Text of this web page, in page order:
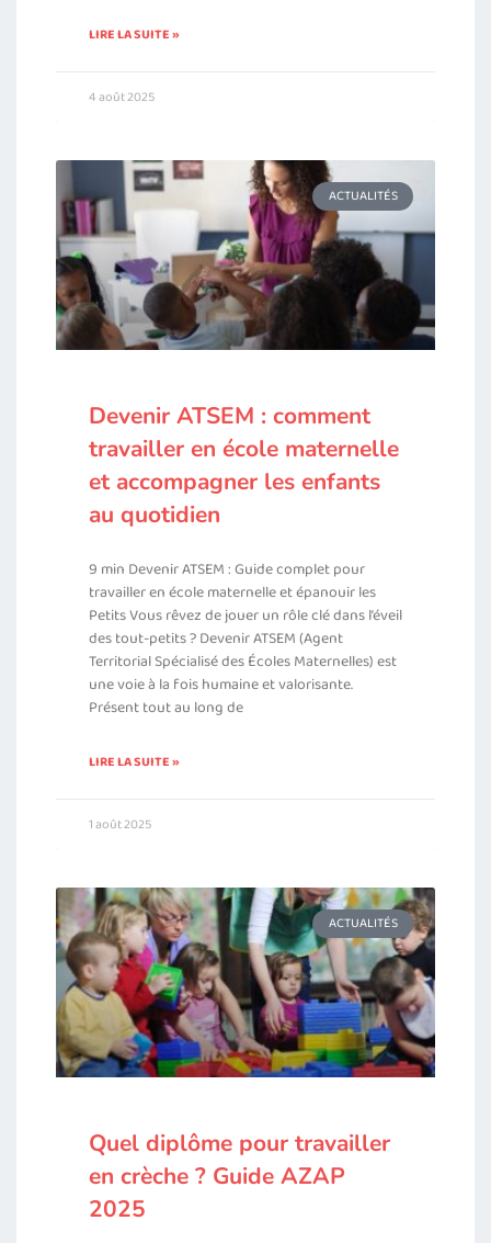
LIRE LA SUITE »
4 août 2025
ACTUALITÉS
Devenir ATSEM : comment
travailler en école maternelle
et accompagner les enfants
au quotidien
9 min Devenir ATSEM : Guide complet pour
travailler en école maternelle et épanouir les
Petits Vous rêvez de jouer un rôle clé dans l’éveil
des tout-petits ? Devenir ATSEM (Agent
Territorial Spécialisé des Écoles Maternelles) est
une voie à la fois humaine et valorisante.
Présent tout au long de
LIRE LA SUITE »
1 août 2025
ACTUALITÉS
Quel diplôme pour travailler
en crèche ? Guide AZAP
2025